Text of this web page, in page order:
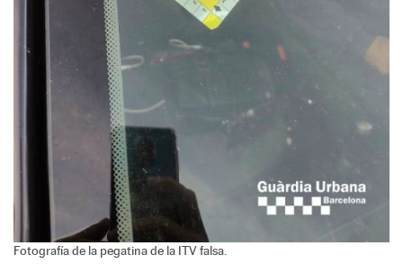
Fotografía de la pegatina de la ITV falsa.